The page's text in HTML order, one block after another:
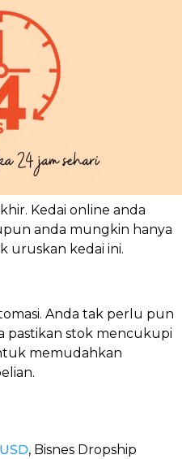
Kedai online anda
anda mungkin hanya
uruskan kedai ini.
Anda tak perlu pun
pastikan stok mencukupi
memudahkan
, Bisnes Dropship